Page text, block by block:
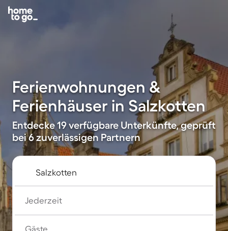
Ferienwohnungen &
Ferienhäuser in Salzkotten
Entdecke 19 verfügbare Unterkünfte, geprüft
bei 6 zuverlässigen Partnern
Jederzeit
Gäste